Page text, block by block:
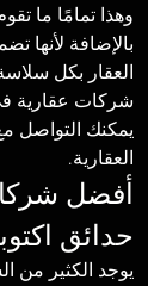
وهذا تمامًا ما
بالإضافة لأنها
العقار بكل
شركات عقارية
يمكنك التواصل
العقارية.
أفضل
حدائق
يوجد الكثير من